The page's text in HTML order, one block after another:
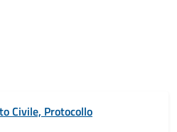
Civile, Protocollo